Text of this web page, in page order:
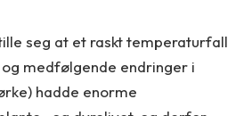
seg at et raskt temperaturfall
medfølgende endringer i
hadde enorme